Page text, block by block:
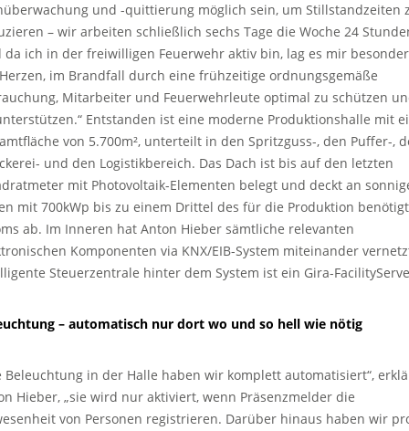
und -quittierung möglich sein, um Stillstandzeiten
– wir arbeiten schließlich sechs Tage die Woche 24
da ich in der freiwilligen Feuerwehr aktiv bin, lag es mir
im Brandfall durch eine frühzeitige ordnungsgemäße
Mitarbeiter und Feuerwehrleute optimal zu schützen
Entstanden ist eine moderne Produktionshalle mit
von 5.700m², unterteilt in den Spritzguss-, den Puffer-,
und den Logistikbereich. Das Dach ist bis auf den letzten
mit Photovoltaik-Elementen belegt und deckt an
mit 700kWp bis zu einem Drittel des für die Produktion
ab. Im Inneren hat Anton Hieber sämtliche relevanten
Komponenten via KNX/EIB-System miteinander
Steuerzentrale hinter dem System ist ein Gira-
– automatisch nur dort wo und so hell wie nötig
Beleuchtung in der Halle haben wir komplett automatisiert“,
Hieber, „sie wird nur aktiviert, wenn Präsenzmelder die
von Personen registrieren. Darüber hinaus haben wir